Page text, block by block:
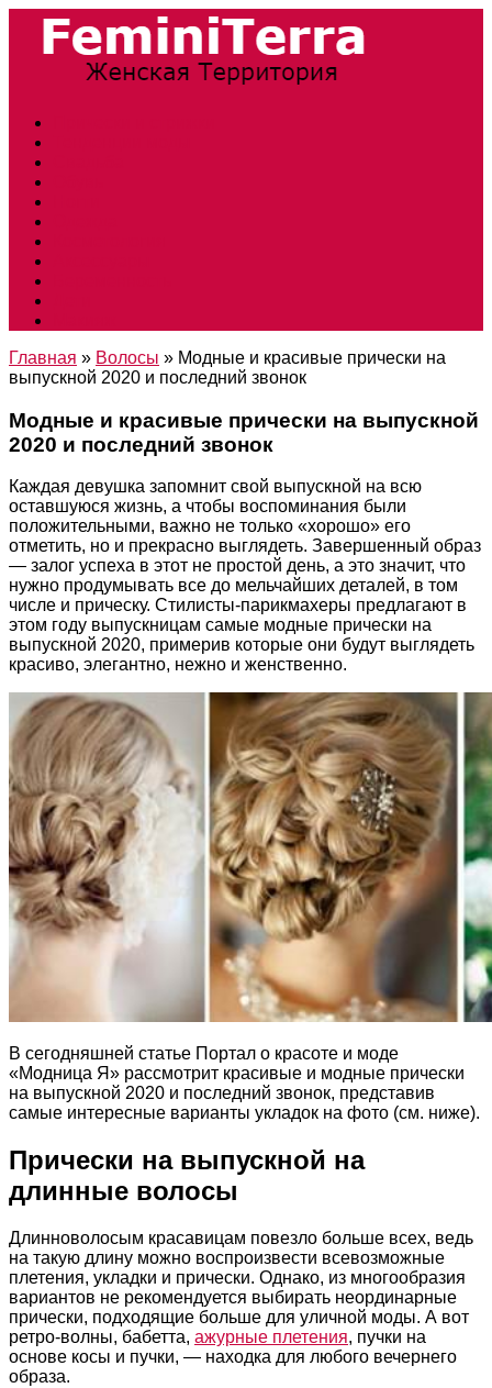
Главная » Волосы » Модные и красивые прически на
выпускной 2020 и последний звонок
Модные и красивые прически на выпускной
2020 и последний звонок
Каждая девушка запомнит свой выпускной на всю
оставшуюся жизнь, а чтобы воспоминания были
положительными, важно не только «хорошо» его
отметить, но и прекрасно выглядеть. Завершенный образ
— залог успеха в этот не простой день, а это значит, что
нужно продумывать все до мельчайших деталей, в том
числе и прическу. Стилисты-парикмахеры предлагают в
этом году выпускницам самые модные прически на
выпускной 2020, примерив которые они будут выглядеть
красиво, элегантно, нежно и женственно.
В сегодняшней статье Портал о красоте и моде
«Модница Я» рассмотрит красивые и модные прически
на выпускной 2020 и последний звонок, представив
самые интересные варианты укладок на фото (см. ниже).
Прически на выпускной на
длинные волосы
Длинноволосым красавицам повезло больше всех, ведь
на такую длину можно воспроизвести всевозможные
плетения, укладки и прически. Однако, из многообразия
вариантов не рекомендуется выбирать неординарные
прически, подходящие больше для уличной моды. А вот
ретро-волны, бабетта, ажурные плетения, пучки на
основе косы и пучки, — находка для любого вечернего
образа.